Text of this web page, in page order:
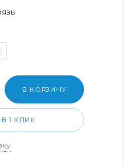
В КОРЗИНУ
1 КЛИК